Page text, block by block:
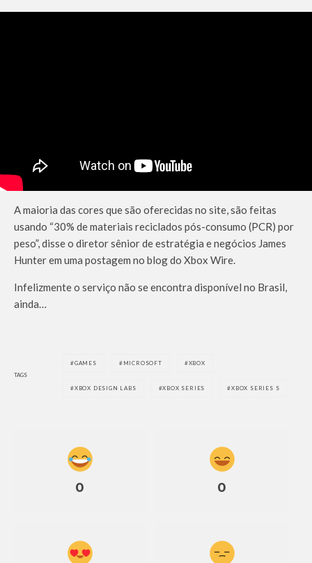
A maioria das cores que são oferecidas no site, são feitas
usando “30% de materiais reciclados pós-consumo (PCR) por
peso”, disse o diretor sênior de estratégia e negócios James
Hunter em uma postagem no blog do Xbox Wire.
Infelizmente o serviço não se encontra disponível no Brasil,
ainda…
TAGS
GAMES MICROSOFT XBOX
XBOX DESIGN LABS XBOX SERIES XBOX SERIES S
0 0